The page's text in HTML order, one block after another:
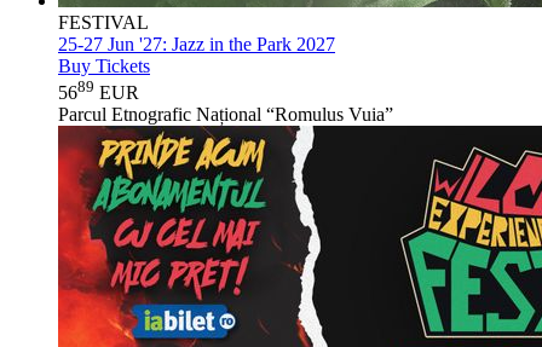
FESTIVAL
25-27 Jun '27: Jazz in the Park 2027
Buy Tickets
5689 EUR
Parcul Etnografic Național “Romulus Vuia”